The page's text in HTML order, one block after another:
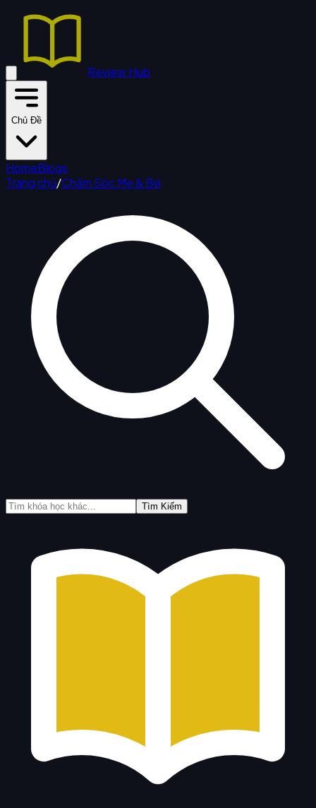
Review Hub
Chủ Đề
HomeBlogs
Trang chủ/Chăm Sóc Mẹ & Bé
Tìm Kiếm